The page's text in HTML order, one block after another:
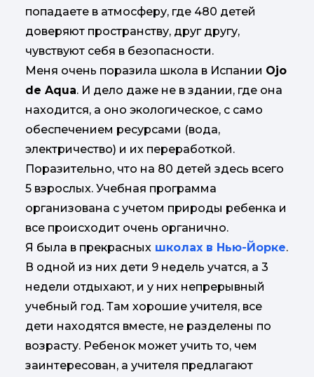
попадаете в атмосферу, где 480 детей
доверяют пространству, друг другу,
чувствуют себя в безопасности.
Меня очень поразила школа в Испании Ojo
de Aqua. И дело даже не в здании, где она
находится, а оно экологическое, с само
обеспечением ресурсами (вода,
электричество) и их переработкой.
Поразительно, что на 80 детей здесь всего
5 взрослых. Учебная программа
организована с учетом природы ребенка и
все происходит очень органично.
Я была в прекрасных школах в Нью-Йорке.
В одной из них дети 9 недель учатся, а 3
недели отдыхают, и у них непрерывный
учебный год. Там хорошие учителя, все
дети находятся вместе, не разделены по
возрасту. Ребенок может учить то, чем
заинтересован, а учителя предлагают